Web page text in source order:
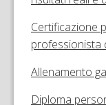
Certificazione
professionista
Allenamento
Diploma